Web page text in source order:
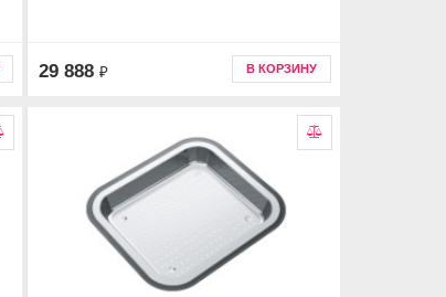
29 888 ₽ В КОРЗИНУ